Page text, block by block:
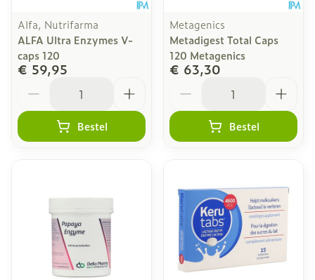
Alfa, Nutrifarma
ALFA Ultra Enzymes V-
caps 120
€ 59,95
Bestel
Metagenics
Metadigest Total Caps
120 Metagenics
€ 63,30
Bestel